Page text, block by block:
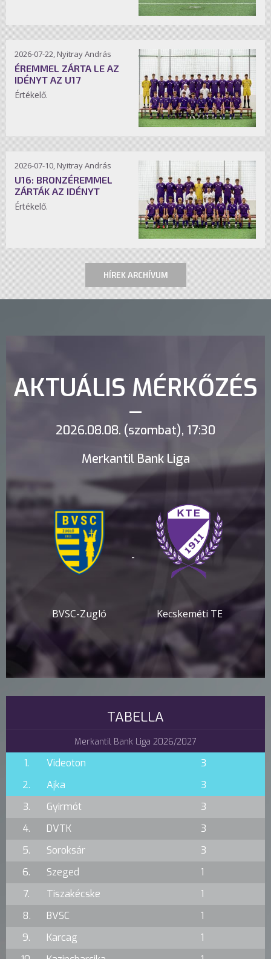
2026-07-22, Nyitray András
ÉREMMEL ZÁRTA LE AZ
IDÉNYT AZ U17
Értékelő.
2026-07-10, Nyitray András
U16: BRONZÉREMMEL
ZÁRTÁK AZ IDÉNYT
Értékelő.
HÍREK ARCHÍVUM
AKTUÁLIS MÉRKŐZÉS
2026.08.08. (szombat), 17:30
Merkantil Bank Liga
BVSC-Zugló
-
Kecskeméti TE
TABELLA
Merkantil Bank Liga 2026/2027
1. Videoton
3
2.
Ajka
3
3.
Gyirmót
3
4.
DVTK
3
5.
Soroksár
3
6.
Szeged
1
7.
Tiszakécske
1
8.
BVSC
1
9.
Karcag
1